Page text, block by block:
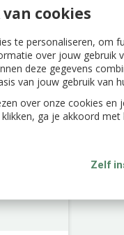
cookies
te personaliseren, om
over jouw gebruik
deze gegevens
van jouw gebruik van
over onze cookies
ga je akkoord
Zelf